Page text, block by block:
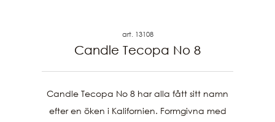
art. 13108
Candle Tecopa No 8
Candle Tecopa No 8 har alla fått sitt namn
efter en öken i Kalifornien. Formgivna med